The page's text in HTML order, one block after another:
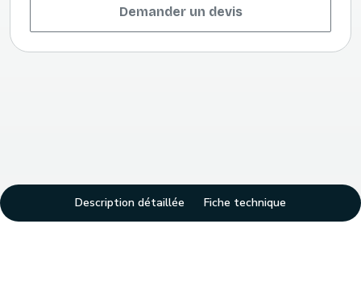
Demander un devis
Description détaillée Fiche technique